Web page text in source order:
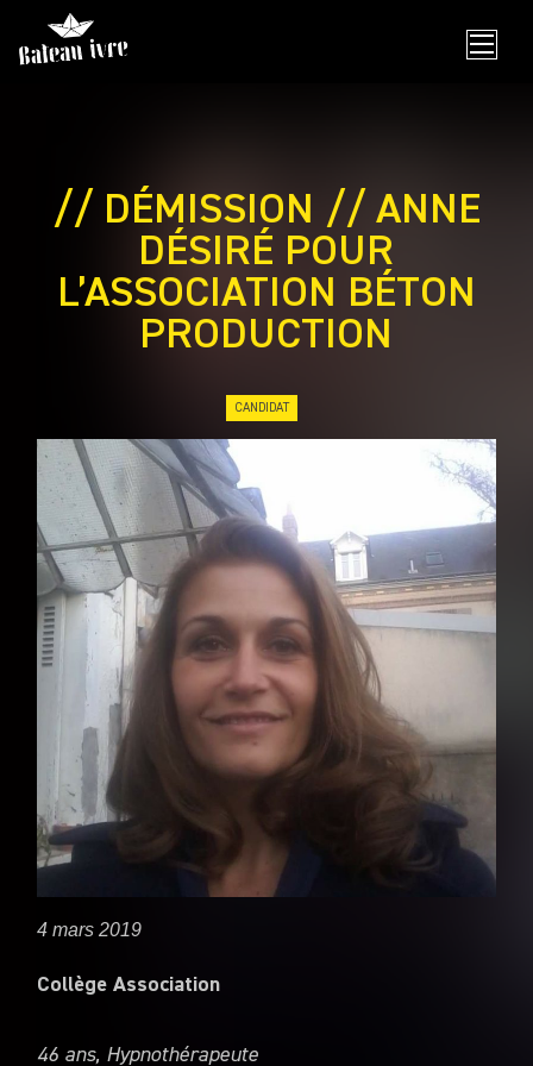
content
// DÉMISSION // ANNE
DÉSIRÉ POUR
L’ASSOCIATION BÉTON
PRODUCTION
CANDIDAT
4 mars 2019
Collège Association
46 ans, Hypnothérapeute